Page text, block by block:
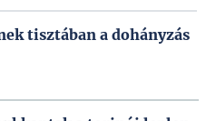
tisztában a dohányzás